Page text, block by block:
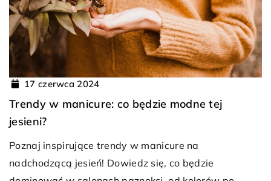
17 czerwca 2024
Trendy w manicure: co będzie modne tej
jesieni?
Poznaj inspirujące trendy w manicure na
nadchodzącą jesień! Dowiedz się, co będzie